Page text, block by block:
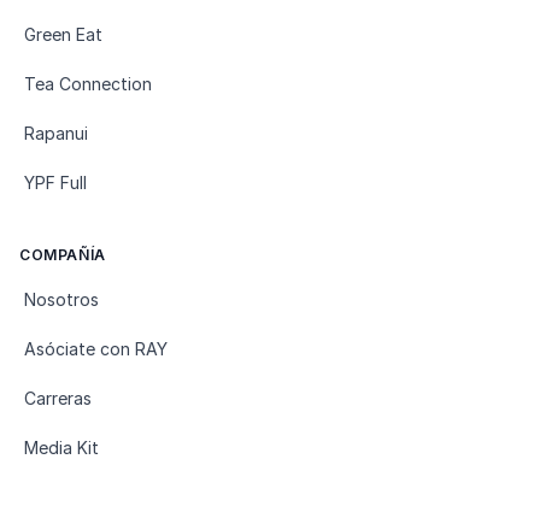
Green Eat
Tea Connection
Rapanui
YPF Full
COMPAÑÍA
Nosotros
Asóciate con RAY
Carreras
Media Kit